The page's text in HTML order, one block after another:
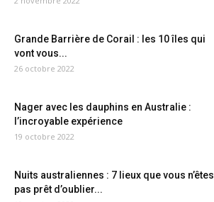
Grande Barrière de Corail : les 10 îles qui
vont vous...
26 octobre 2022
Nager avec les dauphins en Australie :
l’incroyable expérience
19 octobre 2022
Nuits australiennes : 7 lieux que vous n’êtes
pas prêt d’oublier...